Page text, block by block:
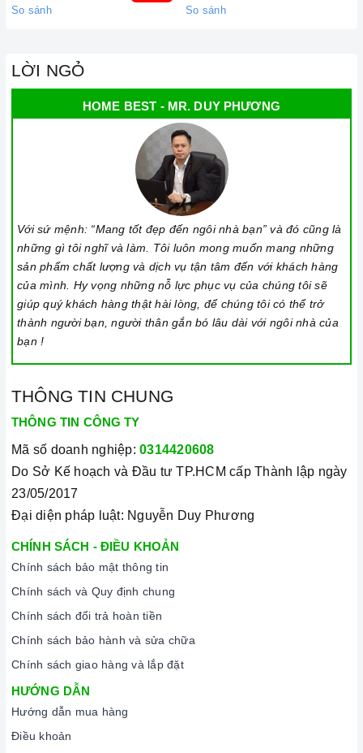
Ảnh minh họa
Với những ưu điểm nổi bật như trên thìVòi nước lõi
đồng Argo G-2811xứng đáng là một trong những người
bạn đồng hành thân thiết nhất của người nội trợ, là vật
dụng không thể trong gian bếp của mỗi gia đình hiện nay,
nhất là trong cuộc sống đầy năng động và luôn bận rộn
So sánh So sánh
LỜI NGỎ
HOME BEST - MR. DUY PHƯƠNG
Với sứ mệnh: “Mang tốt đẹp đến ngôi nhà bạn” và đó cũng là
những gì tôi nghĩ và làm. Tôi luôn mong muốn mang những
sản phẩm chất lượng và dịch vụ tận tâm đến với khách hàng
của mình. Hy vọng những nỗ lực phục vụ của chúng tôi sẽ
giúp quý khách hàng thật hài lòng, để chúng tôi có thể trở
thành người bạn, người thân gắn bó lâu dài với ngôi nhà của
bạn !
THÔNG TIN CHUNG
THÔNG TIN CÔNG TY
Mã số doanh nghiệp: 0314420608
Do Sở Kế hoạch và Đầu tư TP.HCM cấp Thành lập ngày
23/05/2017
Đại diện pháp luật: Nguyễn Duy Phương
CHÍNH SÁCH - ĐIỀU KHOẢN
Chính sách bảo mật thông tin
Chính sách và Quy định chung
Chính sách đổi trả hoàn tiền
Chính sách bảo hành và sửa chữa
Chính sách giao hàng và lắp đặt
HƯỚNG DẪN
Hướng dẫn mua hàng
Điều khoản